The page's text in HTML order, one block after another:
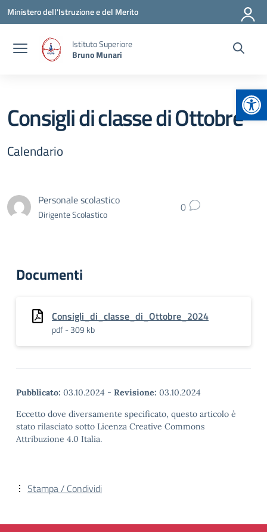
Vai ai contenuti
Vai al menu di navigazione
Vai al footer
Ministero dell'Istruzione e del Merito
Istituto Superiore
Bruno Munari
Consigli di classe di Ottobre
Calendario
Personale scolastico
Dirigente Scolastico 0
Documenti
Consigli_di_classe_di_Ottobre_2024
pdf - 309 kb
Pubblicato: 03.10.2024 - Revisione: 03.10.2024
Eccetto dove diversamente specificato, questo articolo è
stato rilasciato sotto Licenza Creative Commons
Attribuzione 4.0 Italia.
Stampa / Condividi